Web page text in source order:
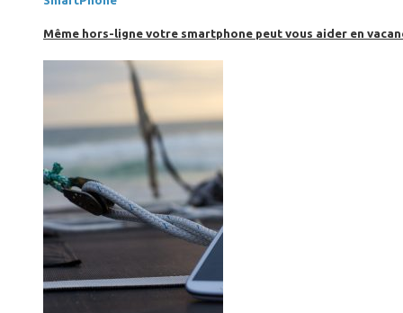
Même hors-ligne votre smartphone peut vous aider en